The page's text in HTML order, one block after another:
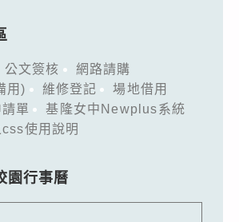
公文簽核
網路請購
用)
維修登記
場地借用
單
基隆女中Newplus系統
使用說明
園行事曆